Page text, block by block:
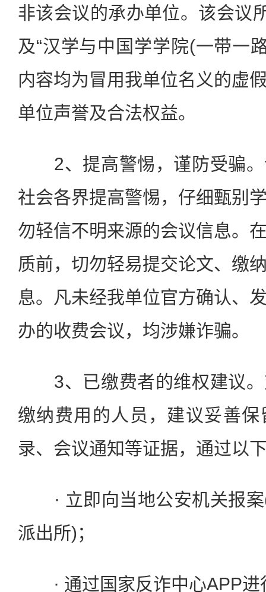
非该会议的承办单位。该会议
及“汉学与中国学学院(一带一
内容均为冒用我单位名义的虚
单位声誉及合法权益。
2、提高警惕，谨防受骗。
社会各界提高警惕，仔细甄别
勿轻信不明来源的会议信息。
质前，切勿轻易提交论文、缴
息。凡未经我单位官方确认、
办的收费会议，均涉嫌诈骗。
3、已缴费者的维权建议。
缴纳费用的人员，建议妥善
录、会议通知等证据，通过以
· 立即向当地公安机关报案
派出所)；
· 通过国家反诈中心APP进